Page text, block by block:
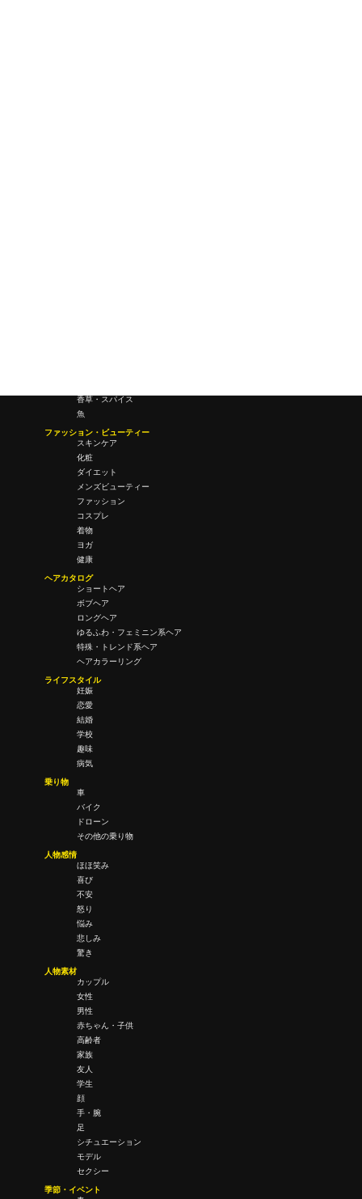
香草・スパイス
魚
ファッション・ビューティー
スキンケア
化粧
ダイエット
メンズビューティー
ファッション
コスプレ
着物
ヨガ
健康
ヘアカタログ
ショートヘア
ボブヘア
ロングヘア
ゆるふわ・フェミニン系ヘア
特殊・トレンド系ヘア
ヘアカラーリング
ライフスタイル
妊娠
恋愛
結婚
学校
趣味
病気
乗り物
車
バイク
ドローン
その他の乗り物
人物感情
ほほ笑み
喜び
不安
怒り
悩み
悲しみ
驚き
人物素材
カップル
女性
男性
赤ちゃん・子供
高齢者
家族
友人
学生
顔
手・腕
足
シチュエーション
モデル
セクシー
季節・イベント